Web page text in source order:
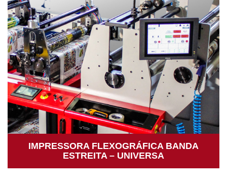
IMPRESSORA FLEXOGRÁFICA BANDA
ESTREITA – UNIVERSA